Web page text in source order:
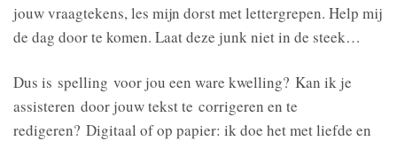
jouw vraagtekens, les mijn dorst met lettergrepen. Help mij
de dag door te komen. Laat deze junk niet in de steek…
Dus is spelling voor jou een ware kwelling? Kan ik je
assisteren door jouw tekst te corrigeren en te
redigeren? Digitaal of op papier: ik doe het met liefde en